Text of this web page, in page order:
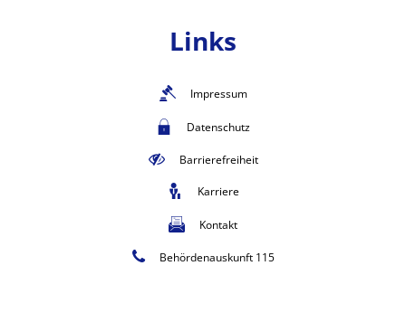
Links
Impressum
Datenschutz
Barrierefreiheit
Karriere
Kontakt
Behördenauskunft 115